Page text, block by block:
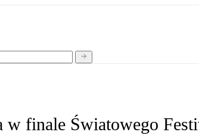
w finale Światowego